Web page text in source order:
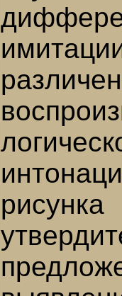
рисунка